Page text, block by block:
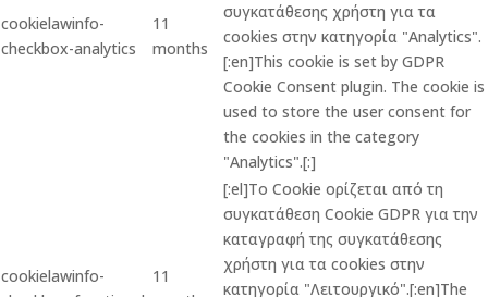
cookielawinfo-
checkbox-analytics
11
months
συγκατάθεσης χρήστη για τα
cookies στην κατηγορία "Analytics".
[:en]This cookie is set by GDPR
Cookie Consent plugin. The cookie is
used to store the user consent for
the cookies in the category
"Analytics".[:]
cookielawinfo-
11
[:el]Το Cookie ορίζεται από τη
συγκατάθεση Cookie GDPR για την
καταγραφή της συγκατάθεσης
χρήστη για τα cookies στην
κατηγορία "Λειτουργικό".[:en]The